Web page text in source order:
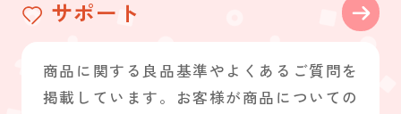
サポート
商品に関する良品基準やよくあるご質問を
掲載しています。お客様が商品についての